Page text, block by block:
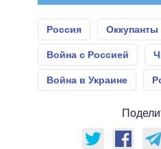
Россия Оккупанты
Война с Россией
Война в Украине